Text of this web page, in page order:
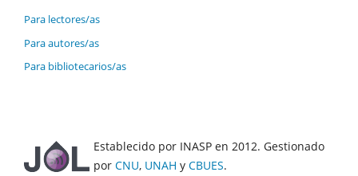
Para lectores/as
Para autores/as
Para bibliotecarios/as
Establecido por INASP en 2012. Gestionado
por CNU, UNAH y CBUES.